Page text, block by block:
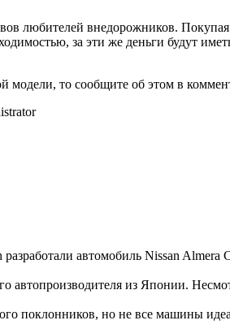
любителей внедорожников.
за эти же деньги будут
модели, то сообщите об этом в
автомобиль Nissan Almera
автопроизводителя из Японии.
поклонников, но не все машины